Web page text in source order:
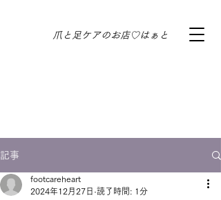
​爪と足ケアのお店♡はぁと
記事
footcareheart
2024年12月27日 読了時間: 1分